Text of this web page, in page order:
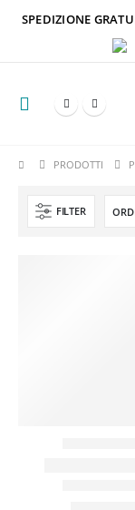
SPEDIZIONE
PRODOTTI
FILTER